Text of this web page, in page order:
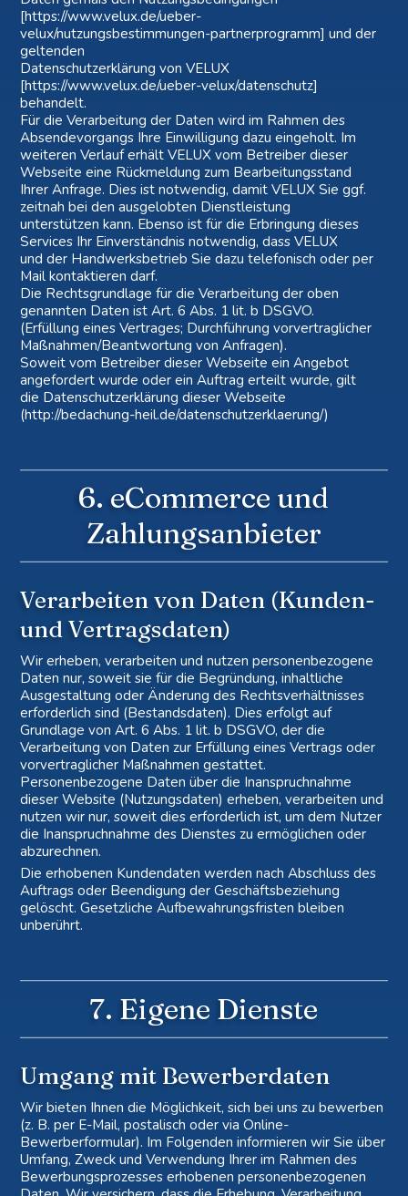
[https://www.velux.de/ueber-
velux/nutzungsbestimmungen-partnerprogramm] und der
geltenden
Datenschutzerklärung von VELUX
[https://www.velux.de/ueber-velux/datenschutz]
behandelt.
Für die Verarbeitung der Daten wird im Rahmen des
Absendevorgangs Ihre Einwilligung dazu eingeholt. Im
weiteren Verlauf erhält VELUX vom Betreiber dieser
Webseite eine Rückmeldung zum Bearbeitungsstand
Ihrer Anfrage. Dies ist notwendig, damit VELUX Sie ggf.
zeitnah bei den ausgelobten Dienstleistung
unterstützen kann. Ebenso ist für die Erbringung dieses
Services Ihr Einverständnis notwendig, dass VELUX
und der Handwerksbetrieb Sie dazu telefonisch oder per
Mail kontaktieren darf.
Die Rechtsgrundlage für die Verarbeitung der oben
genannten Daten ist Art. 6 Abs. 1 lit. b DSGVO.
(Erfüllung eines Vertrages; Durchführung vorvertraglicher
Maßnahmen/Beantwortung von Anfragen).
Soweit vom Betreiber dieser Webseite ein Angebot
angefordert wurde oder ein Auftrag erteilt wurde, gilt
die Datenschutzerklärung dieser Webseite
(http://bedachung-heil.de/datenschutzerklaerung/)
6. eCommerce und
Zahlungs­anbieter
Verarbeiten von Daten (Kunden-
und Vertragsdaten)
Wir erheben, verarbeiten und nutzen personenbezogene
Daten nur, soweit sie für die Begründung, inhaltliche
Ausgestaltung oder Änderung des Rechtsverhältnisses
erforderlich sind (Bestandsdaten). Dies erfolgt auf
Grundlage von Art. 6 Abs. 1 lit. b DSGVO, der die
Verarbeitung von Daten zur Erfüllung eines Vertrags oder
vorvertraglicher Maßnahmen gestattet.
Personenbezogene Daten über die Inanspruchnahme
dieser Website (Nutzungsdaten) erheben, verarbeiten und
nutzen wir nur, soweit dies erforderlich ist, um dem Nutzer
die Inanspruchnahme des Dienstes zu ermöglichen oder
abzurechnen.
Die erhobenen Kundendaten werden nach Abschluss des
Auftrags oder Beendigung der Geschäftsbeziehung
gelöscht. Gesetzliche Aufbewahrungsfristen bleiben
unberührt.
7. Eigene Dienste
Umgang mit Bewerberdaten
Wir bieten Ihnen die Möglichkeit, sich bei uns zu bewerben
(z. B. per E-Mail, postalisch oder via Online-
Bewerberformular). Im Folgenden informieren wir Sie über
Umfang, Zweck und Verwendung Ihrer im Rahmen des
Bewerbungsprozesses erhobenen personenbezogenen